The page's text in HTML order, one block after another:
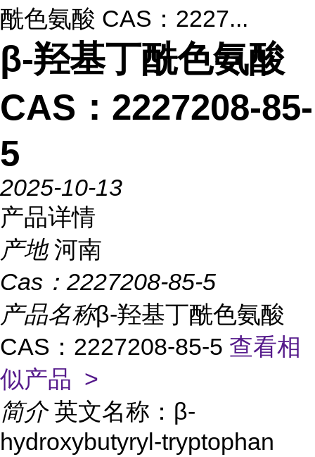
酰色氨酸 CAS：2227...
β-羟基丁酰色氨酸
CAS：2227208-85-
5
2025-10-13
产品详情
产地 河南
Cas： 2227208-85-5
产品名称β-羟基丁酰色氨酸
CAS：2227208-85-5 查看相
似产品 >
简介 英文名称：β-
hydroxybutyryl-tryptophan